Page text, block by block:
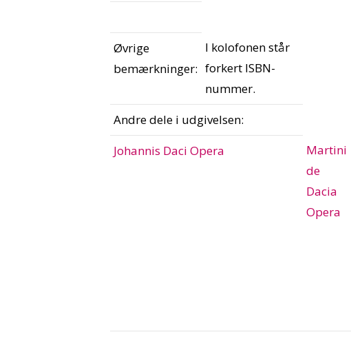
Øvrige
bemærkninger:
I kolofonen står
forkert ISBN-
nummer.
Andre dele i udgivelsen:
Johannis Daci Opera
Martini
de
Dacia
Opera